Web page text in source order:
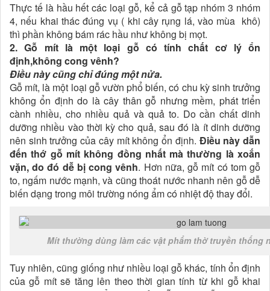
Thực tế là hầu hết các loại gỗ, kể cả gỗ tạp nhóm 3 nhóm
4, nếu khai thác đúng vụ ( khi cây rụng lá, vào mùa khô)
thì phần không bám rác hầu như không bị mọt.
2. Gỗ mít là một loại gỗ có tính chất cơ lý ổn
định,không cong vênh?
Điều này cũng chỉ đúng một nửa.
Gỗ mít, là một loại gỗ vườn phổ biến, có chu kỳ sinh trưởng
không ổn định do là cây thân gỗ nhưng mềm, phát triển
cành nhiều, cho nhiều quả và quả to. Do cần chất dinh
dưỡng nhiều vào thời kỳ cho quả, sau đó là ít dinh dưỡng
nên sinh trưởng của cây mít không ổn định. Điều này dẫn
đến thớ gỗ mít không đồng nhất mà thường là xoắn
vặn, do đó dễ bị cong vênh. Hơn nữa, gỗ mít có tom gỗ
to, ngấm nước mạnh, và cũng thoát nước nhanh nên gỗ dễ
biến dạng trong môi trường nóng ẩm có nhiệt độ thay đổi.
Mít thường dùng làm các vật phẩm thờ truyền thống
Tuy nhiên, cũng giống như nhiều loại gỗ khác, tính ổn định
của gỗ mít sẽ tăng lên theo thời gian tính từ khi gỗ khai